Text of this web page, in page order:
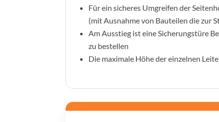
Für ein sicheres Umgreifen der
(mit Ausnahme von Bauteilen die zur
Am Ausstieg ist eine Sicherungstüre
zu bestellen
Die maximale Höhe der einzelnen